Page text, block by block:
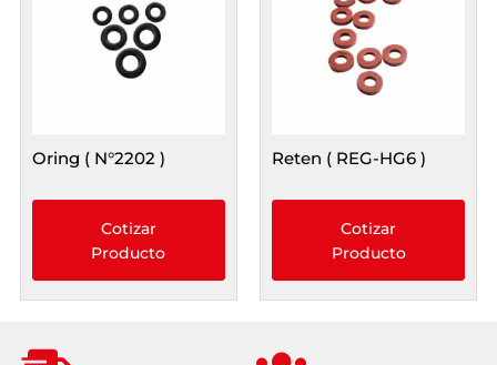
Oring ( N°2202 )
Cotizar
Producto
Reten ( REG-HG6 )
Cotizar
Producto